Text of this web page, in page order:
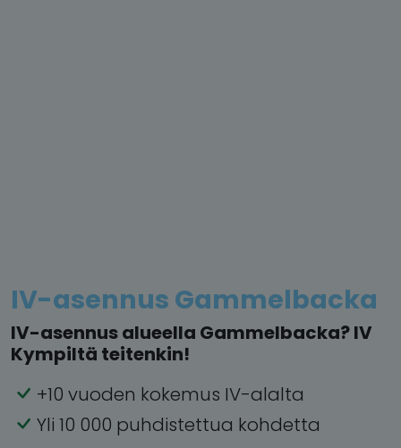
IV-asennus Gammelbacka
IV-asennus alueella Gammelbacka? IV
Kympiltä teitenkin!
+10 vuoden kokemus IV-alalta
Yli 10 000 puhdistettua kohdetta